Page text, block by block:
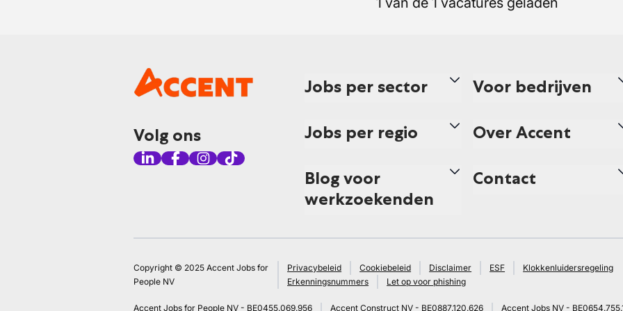
Volg ons
Jobs per sector
Jobs per regio
Blog voor
werkzoekenden
Voor bedrijven
Over Accent
Contact
Copyright © 2025 Accent Jobs for
People NV
Privacybeleid Cookiebeleid Disclaimer ESF
Klokkenluidersregeling
Erkenningsnummers
Let op voor phishing
Accent Jobs for People NV - BE0455.069.956 Accent Construct NV - BE0887.120.626 Accent Jobs NV -